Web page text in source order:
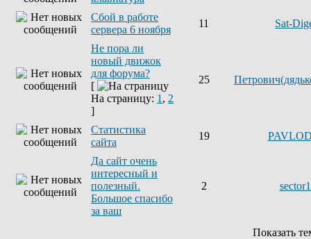
Сбой в работе
сервера 6 ноября
11 Sat-
Не пора ли
новый движок
для форума?
[
На страницу: 1 , 2
]
25
Статистика
сайта
19
Да сайт очень
интересный и
полезный.
Большое спасибо
за ваш
2
Показать